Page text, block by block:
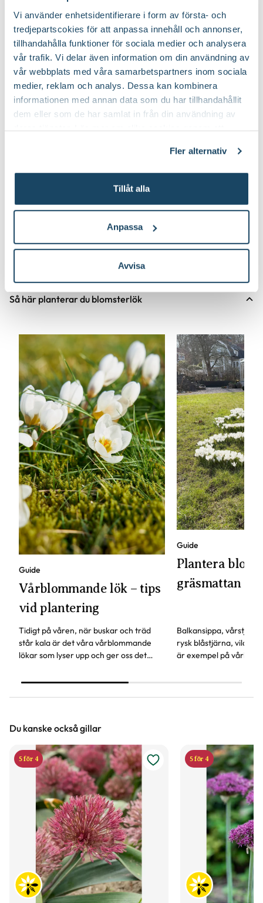
Vi använder enhetsidentifierare i form av första- och
tredjepartscokies för att anpassa innehåll och annonser,
tillhandahålla funktioner för sociala medier och analysera
vår trafik. Vi delar även information om din användning av
vår webbplats med våra samarbetspartners inom sociala
medier, reklam och analys. Dessa kan kombinera
informationen med annan data som du har tillhandahållit
dem eller som de har samlat in från din användning av
Fler alternativ
Tillåt alla
Anpassa
Avvisa
Välj butik
till Benmjöl produktsida
Välj butik
till
Så här planterar du blomsterlök
Guide
Vårblommande lök – tips
vid plantering
Tidigt på våren, när buskar och träd
står kala är det våra vårblommande
lökar som lyser upp och ger oss det
Guide
Plantera
gräsmattan
Balkansippa,
rysk blåstjärna,
är exempel på
roligt höstpyssel!
Du kanske också gillar
5 för 4 5 för 4